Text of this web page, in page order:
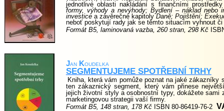
Jan Koudelka
SEGMENTUJEME SPOTŘEBNÍ TRHY
Kniha, která vám pomůže poznat na jaké
ten zákaznický segment, který vám přinese
jejich životní styly a osobnostní typy, dokážete
marketingovou strategii vaší firmy.
Formát B5, 148 stran, 178 KčISBN 80-86419-76-2
jednotlivé oblasti nakládání s finančními
formy, výhody a nevýhody; Bydlení – náklad nebo
investice a závěrečné kapitolyDaně; Pojištění;
neboť poskytují rady jak se těmto situacím vyhnout
Formát B5, laminovaná vazba, 260 stran, 298 Kč